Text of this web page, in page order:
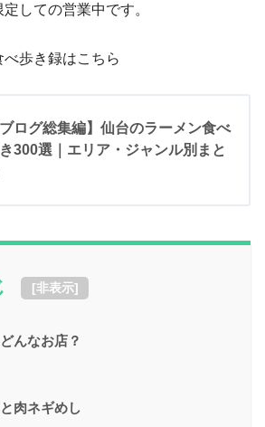
しての営業中です。
歩き録はこちら
ブログ総集編】仙台のラーメン食べ
300選｜エリア・ジャンル別まと
[非表示]
んなお店？
肉ネギめし